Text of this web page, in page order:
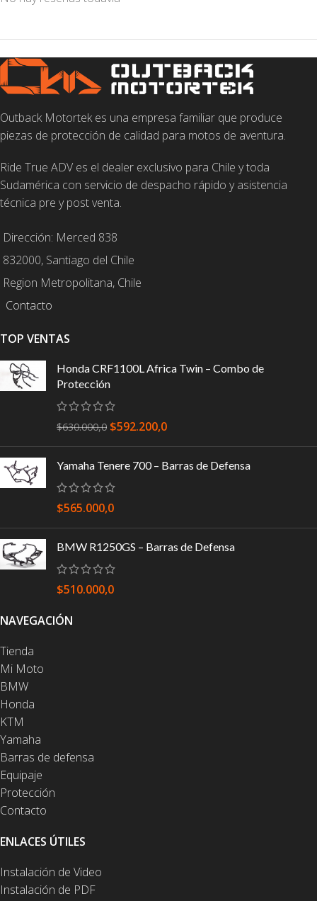
Outback Motortek es una empresa familiar que produce
piezas de protección de calidad para motos de aventura.
Ride True ADV es el dealer exclusivo para Chile y toda
Sudamérica con servicio de despacho rápido y asistencia
técnica pre y post venta.
Dirección: Merced 838
832000, Santiago del Chile
Region Metropolitana, Chile
Contacto
TOP VENTAS
Honda CRF1100L Africa Twin – Combo de
Protección
$630.000,0 $592.200,0
Yamaha Tenere 700 – Barras de Defensa
$565.000,0
BMW R1250GS – Barras de Defensa
$510.000,0
NAVEGACIÓN
Tienda
Mi Moto
BMW
Honda
KTM
Yamaha
Barras de defensa
Equipaje
Protección
Contacto
ENLACES ÚTILES
Instalación de Video
Instalación de PDF